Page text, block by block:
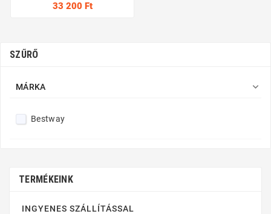
33 200 Ft
SZŰRŐ
MÁRKA 
Bestway
TERMÉKEINK
INGYENES SZÁLLÍTÁSSAL